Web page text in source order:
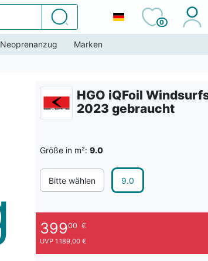
Suchen
0
Neoprenanzug Marken
HGO iQFoil
2023 gebraucht
Größe in m²: 9.0
Bitte wählen 9.0
39900 €
UVP 1.189,00 €